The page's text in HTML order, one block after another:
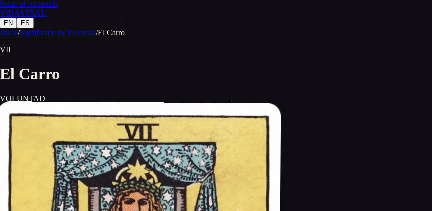
Saltar al contenido
VIDASTRAL
EN ES
Inicio/Significado de las cartas/El Carro
VII
El Carro
VOLUNTAD